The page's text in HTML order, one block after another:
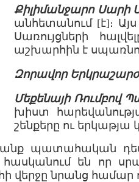
Քիլիմանջարո Սարի
անհետանում [է]։
Սառույցների
աշխարհին է
Զորավոր
Մեքենայի Ռումբով
խիստ
շենքերը ու երկաթյա
պատահական
են որ
վերջը նրանց համար